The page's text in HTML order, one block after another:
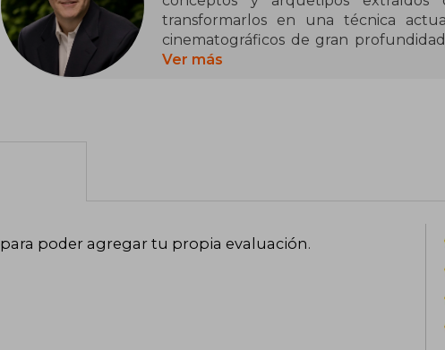
transformarlos en una técnica
cinematográficos de gran
brillante como práctico. Su
artículos periodísticos, memorias y
Ver más
para poder agregar tu propia evaluación.